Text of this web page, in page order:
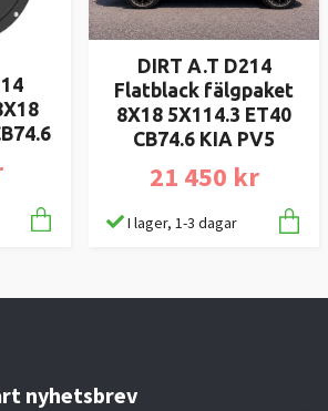
DIRT A.T D214
Flatblack fälgpaket
8X18 5X114.3 ET40
CB74.6 KIA PV5
21 450 kr
I lager, 1-3 dagar
nyhetsbrev